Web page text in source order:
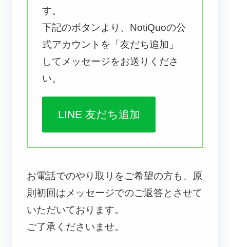
す。
下記のボタンより、NotiQuoの公
式アカウントを「友だち追加」
してメッセージをお送りくださ
い。
LINE 友だち追加
お電話でのやり取りをご希望の方も、原
則初回はメッセージでのご返答とさせて
いただいております。
ご了承くださいませ。